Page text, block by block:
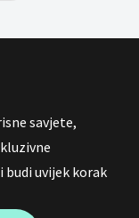
savjete,
budi uvijek korak